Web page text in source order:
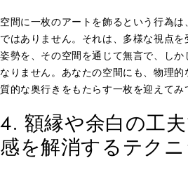
空間に一枚のアートを飾るという行為
ではありません。それは、多様な視点
姿勢を、その空間を通じて無言で、し
なりません。あなたの空間にも、物理
質的な奥行きをもたらす一枚を迎えてみ
4. 額縁や余白の工
感を解消するテクニ